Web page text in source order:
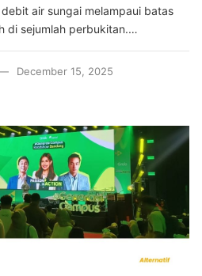
air sungai melampaui batas
di sejumlah perbukitan.…
December 15, 2025